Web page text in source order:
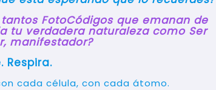
FotoCódigos que emanan de
tu verdadera naturaleza como Ser
manifestador?
Respira.
cada célula, con cada átomo.